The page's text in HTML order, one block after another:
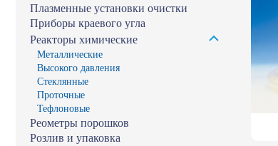
Плазменные установки очистки
Приборы краевого угла
Реакторы химические
Металлические
Высокого давления
Стеклянные
Проточные
Тефлоновые
Реометры порошков
Розлив и упаковка